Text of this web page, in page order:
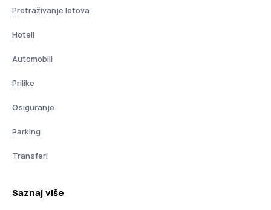
Pretraživanje letova
Hoteli
Automobili
Prilike
Osiguranje
Parking
Transferi
Saznaj više